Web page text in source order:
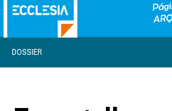
DOSSIER